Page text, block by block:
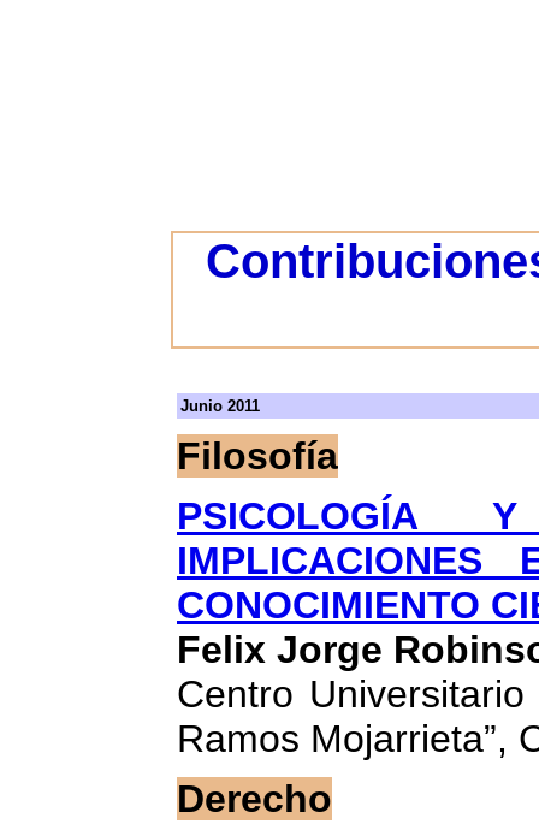
Junio 2011
Filosofía
PSICOLOGÍA
IMPLICACIONES
CONOCIMIENTO
Felix Jorge
Centro
Ramos Mojarrieta”,
Derecho